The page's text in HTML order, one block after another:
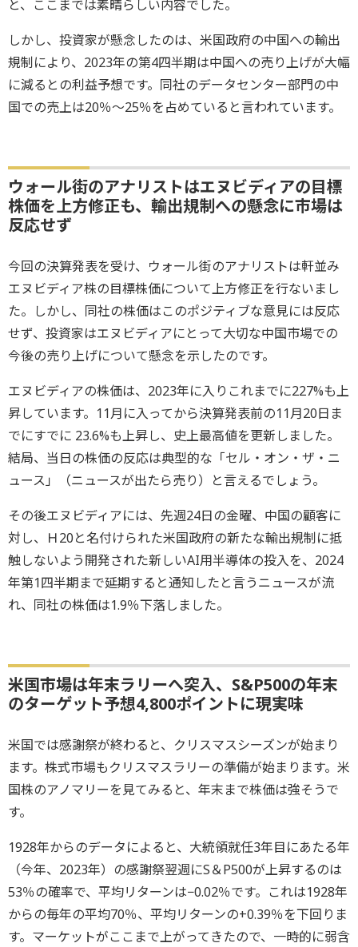
と、ここまでは素晴らしい内容でした。
しかし、投資家が懸念したのは、米国政府の中国への輸出
規制により、2023年の第4四半期は中国への売り上げが大幅
に減るとの利益予想です。同社のデータセンター部門の中
国での売上は20％〜25％を占めていると言われています。
ウォール街のアナリストはエヌビディアの目標
株価を上方修正も、輸出規制への懸念に市場は
反応せず
今回の決算発表を受け、ウォール街のアナリストは軒並み
エヌビディア株の目標株価について上方修正を行ないまし
た。しかし、同社の株価はこのポジティブな意見には反応
せず、投資家はエヌビディアにとって大切な中国市場での
今後の売り上げについて懸念を示したのです。
エヌビディアの株価は、2023年に入りこれまでに227%も上
昇しています。11月に入ってから決算発表前の11月20日ま
でにすでに 23.6%も上昇し、史上最高値を更新しました。
結局、当日の株価の反応は典型的な「セル・オン・ザ・ニ
ュース」（ニュースが出たら売り）と言えるでしょう。
その後エヌビディアには、先週24日の金曜、中国の顧客に
対し、Ｈ20と名付けられた米国政府の新たな輸出規制に抵
触しないよう開発された新しいAI用半導体の投入を、2024
年第1四半期まで延期すると通知したと言うニュースが流
れ、同社の株価は1.9％下落しました。
米国市場は年末ラリーへ突入、S&P500の年末
のターゲット予想4,800ポイントに現実味
米国では感謝祭が終わると、クリスマスシーズンが始まり
ます。株式市場もクリスマスラリーの準備が始まります。米
国株のアノマリーを見てみると、年末まで株価は強そうで
す。
1928年からのデータによると、大統領就任3年目にあたる年
（今年、2023年）の感謝祭翌週にS＆P500が上昇するのは
53％の確率で、平均リターンは−0.02％です。これは1928年
からの毎年の平均70％、平均リターンの+0.39％を下回りま
す。マーケットがここまで上がってきたので、一時的に弱含